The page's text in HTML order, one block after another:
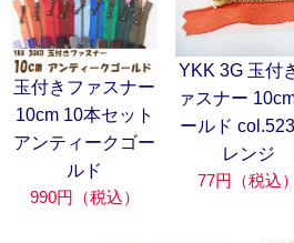
玉付きファスナー
10cm 10本セット
アンティークゴー
ルド
990円（税込）
YKK 3G 玉付
ァスナー
ールド
レンジ
77円（税込）